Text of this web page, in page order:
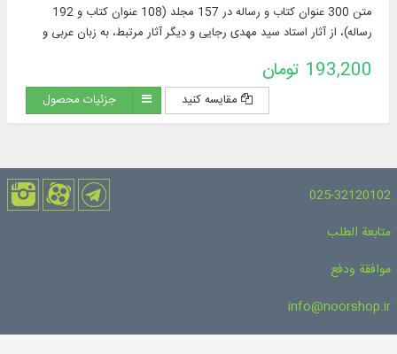
متن 300 عنوان كتاب و رساله در 157 مجلد (108 عنوان کتاب و 192
رساله)، از آثار استاد سید مهدی رجایی و ديگر آثار مرتبط، به زبان عربی و
193,200 تومان
مقایسه کنید جزئیات محصول
025-32120102
متابعة الطلب
موافقة ودفع
info@noorshop.ir